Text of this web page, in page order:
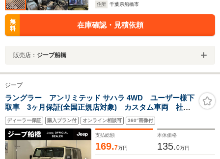
住所
千葉県船橋市
無
料
在庫確認・見積依頼
販売店： ジープ船橋
ジープ
ラングラー アンリミテッド サハラ 4WD ユーザー様下
取車 3ヶ月保証(全国正規店対象) カスタム車両 社外
ホイール・スタッドレス付 パートタイム式4WD 車検2
年 禁煙車 記録簿 取扱説明書 スペアキー 認定中
古車
ディーラー保証 購入プラン付 オンライン相談可 360°画像付
支払総額
169.7万円
本体価格
135.0万円